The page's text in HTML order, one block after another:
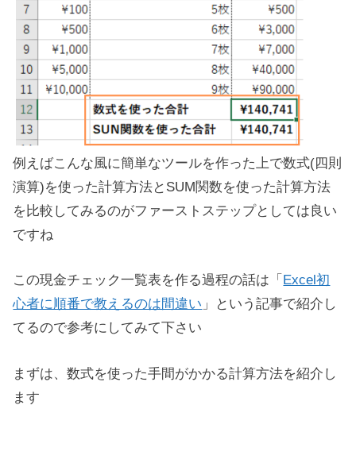
例えばこんな風に簡単なツールを作った上で数式(四則
演算)を使った計算方法とSUM関数を使った計算方法
を比較してみるのがファーストステップとしては良い
ですね
この現金チェック一覧表を作る過程の話は「 Excel初
心者に順番で教えるのは間違い 」という記事で紹介し
てるので参考にしてみて下さい
まずは、数式を使った手間がかかる計算方法を紹介し
ます